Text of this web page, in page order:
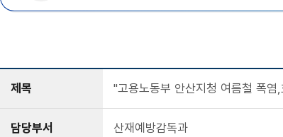
제목 "고용노동부 안산지청 여름철 폭
담당부서 산재예방감독과